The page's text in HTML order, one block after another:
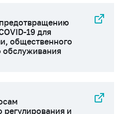
и
19 для
общественного
обслуживания
регулирования и